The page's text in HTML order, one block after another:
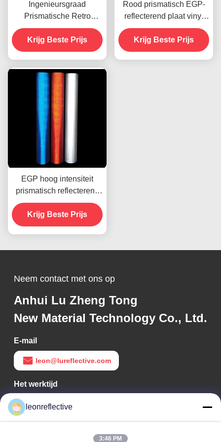
Ingenieursgraad
Prismatische Retro
Reflectieve Plaat Voor
Verkeersborden
Krijg Beste Prijs
Rood prismatisch EGP-
reflecterend plaat vinyl
voor ecologisch
oplosmiddel UV-printen
Krijg Beste Prijs
EGP hoog intensiteit
prismatisch reflecterend
kleefmiddel vinylplaat
filmmateriaal
Krijg Beste Prijs
Neem contact met ons op
Anhui Lu Zheng Tong
New Material Technology Co., Ltd.
E-mail
leon@lureflective.com
Het werktijd
9:00-18:00
Ons adres
leonreflective
3:46 PM